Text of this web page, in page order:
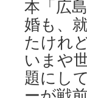
本「広
婚も、
たけれ
いまや
題にし